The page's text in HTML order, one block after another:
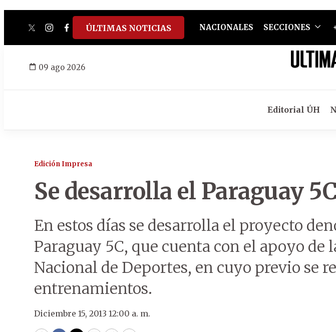
twitterinstagram
facebook
tiktokyoutube
spotify
ÚLTIMAS NOTICIAS NACIONALES SECCIONES
09 ago 2026
Editorial ÚH
Edición Impresa
Se desarrolla el Paraguay 5C
En estos días se desarrolla el proyecto
Paraguay 5C, que cuenta con el apoyo de
Nacional de Deportes, en cuyo previo se
entrenamientos.
Diciembre 15, 2013 12:00 a. m.